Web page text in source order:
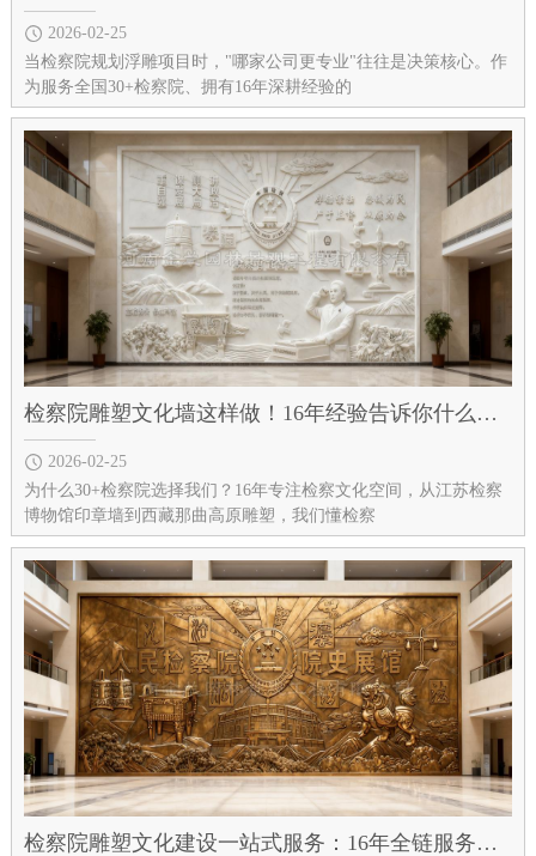
2026-02-25
当检察院规划浮雕项目时，"哪家公司更专业"往往是决策核心。作
为服务全国30+检察院、拥有16年深耕经验的
检察院雕塑文化墙这样做！16年经验告诉你什么是法治美学
2026-02-25
为什么30+检察院选择我们？16年专注检察文化空间，从江苏检察
博物馆印章墙到西藏那曲高原雕塑，我们懂检察
检察院雕塑文化建设一站式服务：16年全链服务打造法治文化闭环​